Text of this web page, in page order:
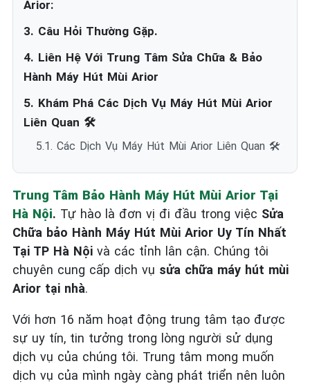
Arior:
3. Câu Hỏi Thường Gặp.
4. Liên Hệ Với Trung Tâm Sửa Chữa & Bảo
Hành Máy Hút Mùi Arior
5. Khám Phá Các Dịch Vụ Máy Hút Mùi Arior
Liên Quan 🛠️
5.1. Các Dịch Vụ Máy Hút Mùi Arior Liên Quan 🛠️
Trung Tâm Bảo Hành Máy Hút Mùi Arior Tại
Hà Nội. Tự hào là đơn vị đi đầu trong việc Sửa
Chữa bảo Hành Máy Hút Mùi Arior Uy Tín Nhất
Tại TP Hà Nội và các tỉnh lân cận. Chúng tôi
chuyên cung cấp dịch vụ sửa chữa máy hút mùi
Arior tại nhà.
Với hơn 16 năm hoạt động trung tâm tạo được
sự uy tín, tin tưởng trong lòng người sử dụng
dịch vụ của chúng tôi. Trung tâm mong muốn
dịch vụ của mình ngày càng phát triển nên luôn